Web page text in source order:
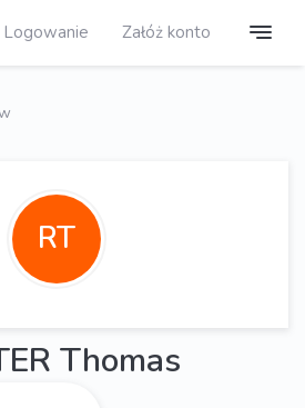
Logowanie Załóż konto
RT
Thomas